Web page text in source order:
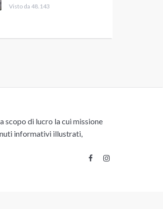
Visto da 48.143
scopo di lucro la cui missione
informativi illustrati,